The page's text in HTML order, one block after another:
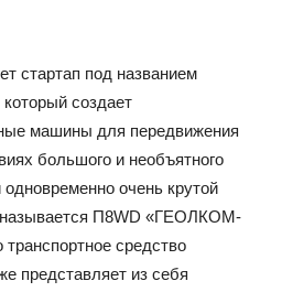
стартап под названием
создает
машины для передвижения
большого и необъятного
очень крутой
называется П8WD «ГЕОЛКОМ-
средство
представляет из себя